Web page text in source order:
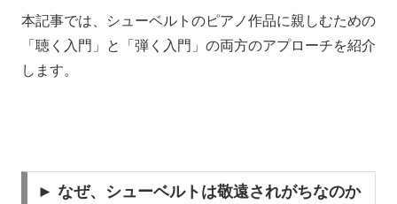
本記事では、シューベルトのピアノ作品に親しむための
「聴く入門」と「弾く入門」の両方のアプローチを紹介
します。
► なぜ、シューベルトは敬遠されがちなのか